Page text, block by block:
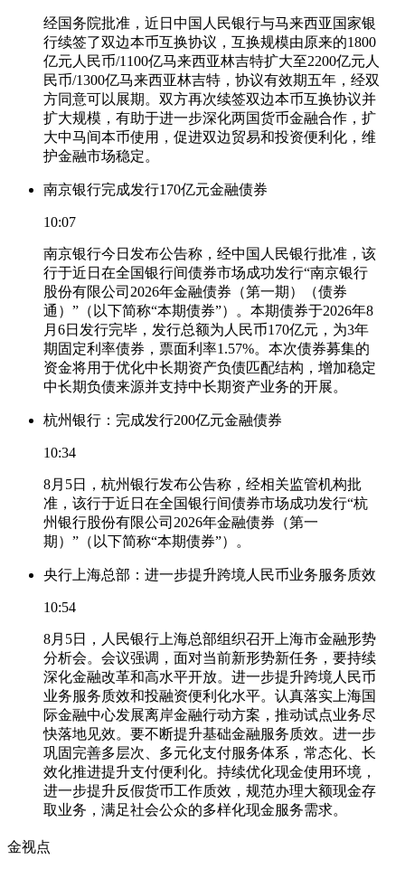
经国务院批准，近日中国人民银行与马来西亚国家银
行续签了双边本币互换协议，互换规模由原来的1800
亿元人民币/1100亿马来西亚林吉特扩大至2200亿元人
民币/1300亿马来西亚林吉特，协议有效期五年，经双
方同意可以展期。双方再次续签双边本币互换协议并
扩大规模，有助于进一步深化两国货币金融合作，扩
大中马间本币使用，促进双边贸易和投资便利化，维
护金融市场稳定。
南京银行完成发行170亿元金融债券
10:07
南京银行今日发布公告称，经中国人民银行批准，该
行于近日在全国银行间债券市场成功发行“南京银行
股份有限公司2026年金融债券（第一期）（债券
通）”（以下简称“本期债券”）。本期债券于2026年8
月6日发行完毕，发行总额为人民币170亿元，为3年
期固定利率债券，票面利率1.57%。本次债券募集的
资金将用于优化中长期资产负债匹配结构，增加稳定
中长期负债来源并支持中长期资产业务的开展。
杭州银行：完成发行200亿元金融债券
10:34
8月5日，杭州银行发布公告称，经相关监管机构批
准，该行于近日在全国银行间债券市场成功发行“杭
州银行股份有限公司2026年金融债券（第一
期）”（以下简称“本期债券”）。
央行上海总部：进一步提升跨境人民币业务服务质效
10:54
8月5日，人民银行上海总部组织召开上海市金融形势
分析会。会议强调，面对当前新形势新任务，要持续
深化金融改革和高水平开放。进一步提升跨境人民币
业务服务质效和投融资便利化水平。认真落实上海国
际金融中心发展离岸金融行动方案，推动试点业务尽
快落地见效。要不断提升基础金融服务质效。进一步
巩固完善多层次、多元化支付服务体系，常态化、长
效化推进提升支付便利化。持续优化现金使用环境，
进一步提升反假货币工作质效，规范办理大额现金存
取业务，满足社会公众的多样化现金服务需求。
金视点